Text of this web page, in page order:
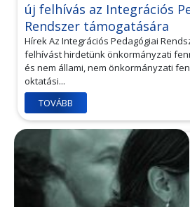
új felhívás az Integrációs
Rendszer támogatására
Hírek Az Integrációs Pedagógiai
felhívást hirdetünk önkormányzati
és nem állami, nem önkormányzati
oktatási...
TOVÁBB